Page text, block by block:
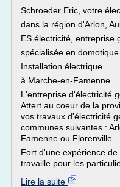
Schroeder Eric, votre
dans la région d'Arlon,
ES électricité, entreprise
spécialisée en
Installation électrique
à Marche-en-Famenne
L'entreprise d'électricité
Attert au coeur de la
vos travaux d'électricité
communes suivantes :
Famenne ou Florenville.
Fort d'une expérience
travaille pour les
Lire la suite